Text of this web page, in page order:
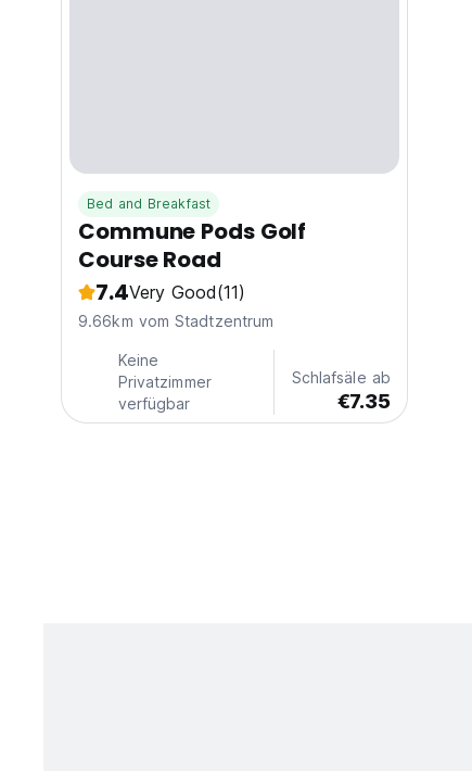
Bed and Breakfast
Commune Pods Golf
Course Road
7.4Very Good(11)
9.66km vom Stadtzentrum
Keine
Privatzimmer
verfügbar
Schlafsäle ab
€7.35